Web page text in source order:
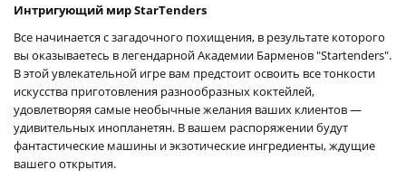
Интригующий мир StarTenders
Все начинается с загадочного похищения, в результате которого
вы оказываетесь в легендарной Академии Барменов "Startenders".
В этой увлекательной игре вам предстоит освоить все тонкости
искусства приготовления разнообразных коктейлей,
удовлетворяя самые необычные желания ваших клиентов —
удивительных инопланетян. В вашем распоряжении будут
фантастические машины и экзотические ингредиенты, ждущие
вашего открытия.